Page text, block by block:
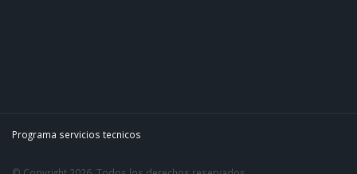
Programa servicios tecnicos